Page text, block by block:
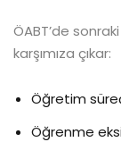
ÖABT’de
karşımıza çıkar:
Öğretim
Öğrenme